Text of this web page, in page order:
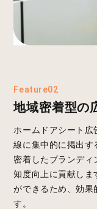
Feature02
地域密着型の
ホームドアシート広
線に集中的に掲出す
密着したブランデ
知度向上に貢献しま
ができるため、効果
す。